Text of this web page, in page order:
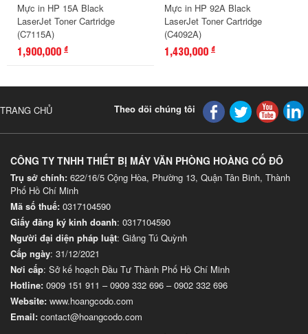
Mực in HP 15A Black
LaserJet Toner Cartridge
(C7115A)
1,900,000 đ
Mực in HP 92A Black
LaserJet Toner Cartridge
(C4092A)
1,430,000 đ
TRANG CHỦ Theo dõi chúng tôi
CÔNG TY TNHH THIẾT BỊ MÁY VĂN PHÒNG HOÀNG CỐ ĐÔ
Trụ sở chính: 622/16/5 Cộng Hòa, Phường 13, Quận Tân Binh, Thành
Phố Hồ Chí Minh
Mã số thuế: 0317104590
Giấy đăng ký kinh doanh: 0317104590
Người đại diện pháp luật: Giảng Tú Quỳnh
Cấp ngày: 31/12/2021
Nơi cấp: Sở kế hoạch Đầu Tư Thành Phố Hồ Chí Minh
Hotline: 0909 151 911 –0909 332 696 –0902 332 696
Website: www.hoangcodo.com
Email: contact@hoangcodo.com